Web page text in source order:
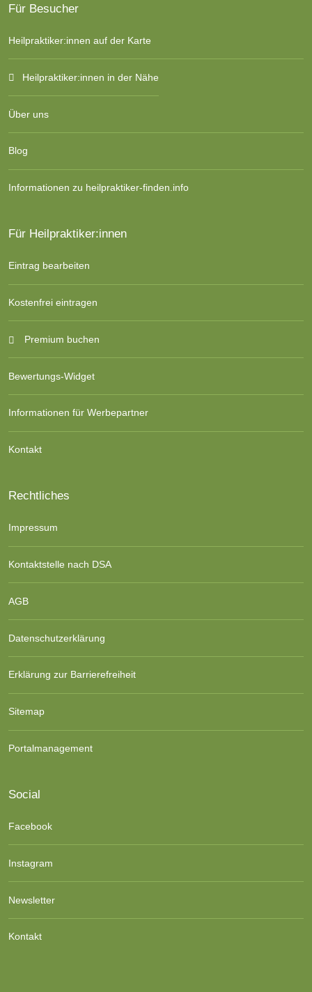
Für Besucher
Heilpraktiker:innen auf der Karte
Heilpraktiker:innen in der Nähe
Über uns
Blog
Informationen zu heilpraktiker-finden.info
Für Heilpraktiker:innen
Eintrag bearbeiten
Kostenfrei eintragen
Premium buchen
Bewertungs-Widget
Informationen für Werbepartner
Kontakt
Rechtliches
Impressum
Kontaktstelle nach DSA
AGB
Datenschutzerklärung
Erklärung zur Barrierefreiheit
Sitemap
Portalmanagement
Social
Facebook
Instagram
Newsletter
Kontakt